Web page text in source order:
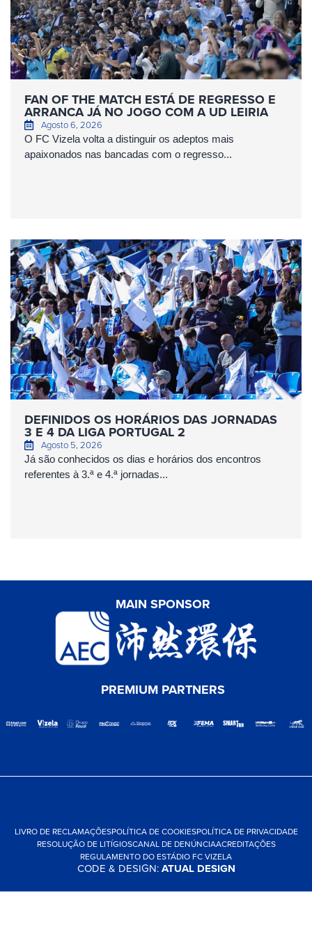
FAN OF THE MATCH ESTÁ DE REGRESSO E
ARRANCA JÁ NO JOGO COM A UD LEIRIA
Agosto 6, 2026
O FC Vizela volta a distinguir os adeptos mais
apaixonados nas bancadas com o regresso...
DEFINIDOS OS HORÁRIOS DAS JORNADAS
3 E 4 DA LIGA PORTUGAL 2
Agosto 5, 2026
Já são conhecidos os dias e horários dos encontros
referentes à 3.ª e 4.ª jornadas...
MAIN SPONSOR
PREMIUM PARTNERS
LIVRO DE RECLAMAÇÕESPOLÍTICA DE COOKIESPOLÍTICA DE PRIVACIDADE
RESOLUÇÃO DE LITÍGIOSCANAL DE DENÚNCIAACREDITAÇÕES
REGULAMENTO DO ESTÁDIO FC VIZELA
CODE & DESIGN:ATUAL DESIGN